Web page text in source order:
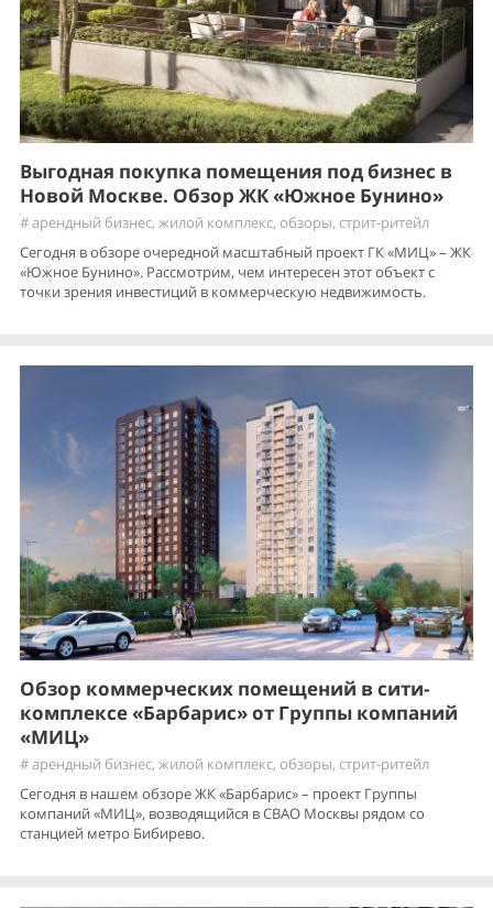
Выгодная покупка помещения под бизнес в
Новой Москве. Обзор ЖК «Южное Бунино»
#арендный бизнес, жилой комплекс, обзоры, стрит-ритейл
Сегодня в обзоре очередной масштабный проект ГК «МИЦ» – ЖК
«Южное Бунино». Рассмотрим, чем интересен этот объект с
точки зрения инвестиций в коммерческую недвижимость.
Обзор коммерческих помещений в сити-
комплексе «Барбарис» от Группы компаний
«МИЦ»
#арендный бизнес, жилой комплекс, обзоры, стрит-ритейл
Сегодня в нашем обзоре ЖК «Барбарис» – проект Группы
компаний «МИЦ», возводящийся в СВАО Москвы рядом со
станцией метро Бибирево.